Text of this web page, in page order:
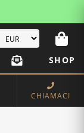
SHOP
CHIAMACI